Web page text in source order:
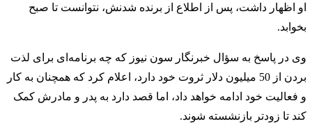
او اظهار داشت، پس از اطلاع از برنده شدنش، نتوانست تا صبح
بخوابد.
وی در پاسخ به سؤال خبرنگار سون نیوز که چه برنامه‌ای برای لذت
بردن از 50 میلیون دلار ثروت خود دارد، اعلام کرد که همچنان به کار
و فعالیت خود ادامه خواهد داد، اما قصد دارد به پدر و مادرش کمک
کند تا زودتر بازنشسته شوند.